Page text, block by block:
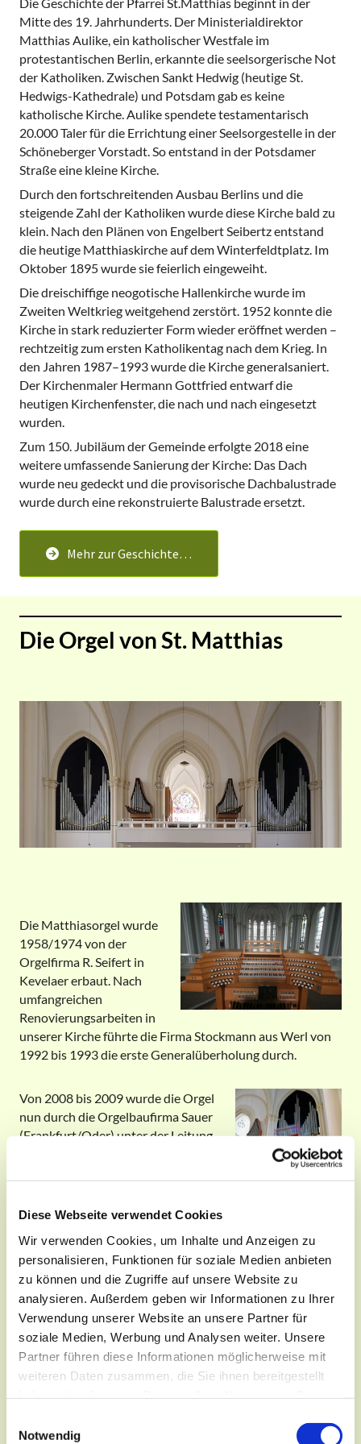
Diese Webseite verwendet Cookies
Wir verwenden Cookies, um Inhalte und Anzeigen zu
personalisieren, Funktionen für soziale Medien anbieten
zu können und die Zugriffe auf unsere Website zu
analysieren. Außerdem geben wir Informationen zu Ihrer
Verwendung unserer Website an unsere Partner für
soziale Medien, Werbung und Analysen weiter. Unsere
Partner führen diese Informationen möglicherweise mit
weiteren Daten zusammen, die Sie ihnen bereitgestellt
Notwendig
Mitte des 19. Jahrhunderts. Der Ministerialdirektor
Matthias Aulike, ein katholischer Westfale im
protestantischen Berlin, erkannte die seelsorgerische Not
der Katholiken. Zwischen Sankt Hedwig (heutige St.
Hedwigs-Kathedrale) und Potsdam gab es keine
katholische Kirche. Aulike spendete testamentarisch
20.000 Taler für die Errichtung einer Seelsorgestelle in der
Schöneberger Vorstadt. So entstand in der Potsdamer
Straße eine kleine Kirche.
Durch den fortschreitenden Ausbau Berlins und die
steigende Zahl der Katholiken wurde diese Kirche bald zu
klein. Nach den Plänen von Engelbert Seibertz entstand
die heutige Matthiaskirche auf dem Winterfeldtplatz. Im
Oktober 1895 wurde sie feierlich eingeweiht.
Die dreischiffige neogotische Hallenkirche wurde im
Zweiten Weltkrieg weitgehend zerstört. 1952 konnte die
Kirche in stark reduzierter Form wieder eröffnet werden –
rechtzeitig zum ersten Katholikentag nach dem Krieg. In
den Jahren 1987–1993 wurde die Kirche generalsaniert.
Der Kirchenmaler Hermann Gottfried entwarf die
heutigen Kirchenfenster, die nach und nach eingesetzt
wurden.
Zum 150. Jubiläum der Gemeinde erfolgte 2018 eine
weitere umfassende Sanierung der Kirche: Das Dach
wurde neu gedeckt und die provisorische Dachbalustrade
wurde durch eine rekonstruierte Balustrade ersetzt.
Mehr zur Geschichte…
Die Orgel von St. Matthias
Die Matthiasorgel wurde
1958/1974 von der
Orgelfirma R. Seifert in
Kevelaer erbaut. Nach
umfangreichen
Renovierungsarbeiten in
unserer Kirche führte die Firma Stockmann aus Werl von
1992 bis 1993 die erste Generalüberholung durch.
Von 2008 bis 2009 wurde die Orgel
nun durch die Orgelbaufirma Sauer
(Frankfurt/Oder) unter der Leitung
durch Spenden.
Nun erstrahlt die in der Berliner
Orgellandschaft herausragende
Seifert-Orgel im 50. Jahr nach ihrer Erbauung in neuem
Glanz. Vieles an den Werken, den Pfeifen, der Elekrik und
Elektronie sowie am Spieltisch wurde technisch erneutert.
Die notwendige Erneuerung der Membranen, die
Erweiterungen und Verbesserungen der Spieltechnik
haben die Orgel wesentlich optimiert.
So hebt sich die Orgel auch in Zukunft ab vom Alltäglichen.
schon opulenten Orgel ermöglicht die Darstellung aller